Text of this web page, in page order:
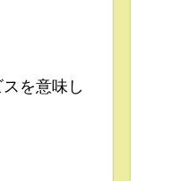
を意味し